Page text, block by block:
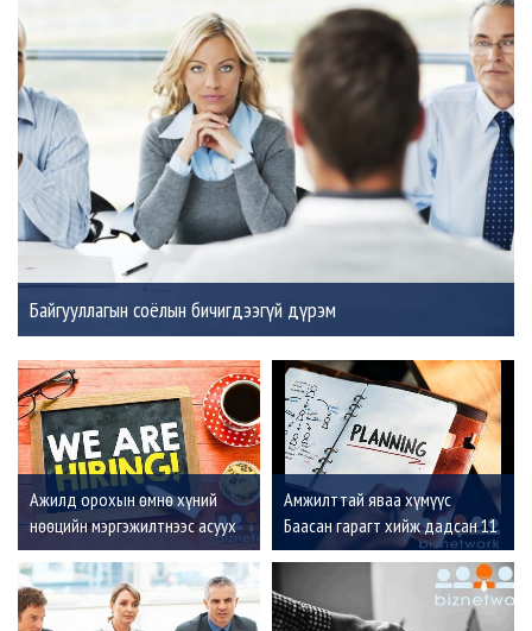
Байгууллагын соёлын бичигдээгүй дүрэм
Ажилд орохын өмнө хүний
нөөцийн мэргэжилтнээс асуух
асуулт
Амжилттай яваа хүмүүс
Баасан гарагт хийж дадсан 11
зүйл